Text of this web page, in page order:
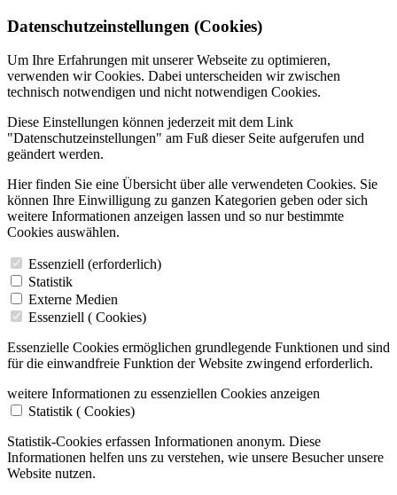
Datenschutzeinstellungen (Cookies)
Um Ihre Erfahrungen mit unserer Webseite zu optimieren,
verwenden wir Cookies. Dabei unterscheiden wir zwischen
technisch notwendigen und nicht notwendigen Cookies.
Diese Einstellungen können jederzeit mit dem Link
"Datenschutzeinstellungen" am Fuß dieser Seite aufgerufen und
geändert werden.
Hier finden Sie eine Übersicht über alle verwendeten Cookies. Sie
können Ihre Einwilligung zu ganzen Kategorien geben oder sich
weitere Informationen anzeigen lassen und so nur bestimmte
Cookies auswählen.
Essenziell (erforderlich)
Statistik
Externe Medien
Essenziell ( Cookies)
Essenzielle Cookies ermöglichen grundlegende Funktionen und sind
für die einwandfreie Funktion der Website zwingend erforderlich.
weitere Informationen zu essenziellen Cookies anzeigen
Statistik ( Cookies)
Statistik-Cookies erfassen Informationen anonym. Diese
Informationen helfen uns zu verstehen, wie unsere Besucher unsere
Website nutzen.